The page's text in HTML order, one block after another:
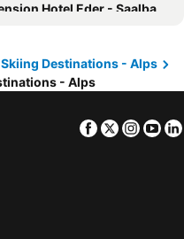
Hotel Eder - Saalbach
Resort Bivio
Meeting
Alaska Cortina
Destinations - Alps
- Alps
Facebook
Twitter